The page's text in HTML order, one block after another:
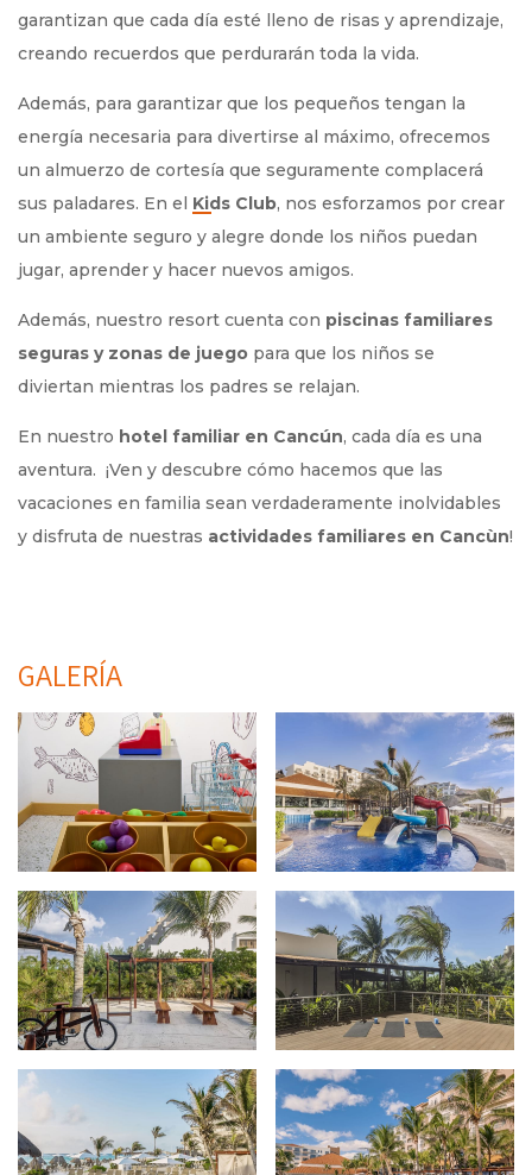
garantizan que cada día esté lleno de risas y aprendizaje,
creando recuerdos que perdurarán toda la vida.
Además, para garantizar que los pequeños tengan la
energía necesaria para divertirse al máximo, ofrecemos
un almuerzo de cortesía que seguramente complacerá
sus paladares. En el
, nos esforzamos por crear
un ambiente seguro y alegre donde los niños puedan
jugar, aprender y hacer nuevos amigos.
Además, nuestro resort cuenta con piscinas familiares
seguras y zonas de juego para que los niños se
diviertan mientras los padres se relajan.
En nuestro hotel familiar en Cancún, cada día es una
aventura. ¡Ven y descubre cómo hacemos que las
vacaciones en familia sean verdaderamente inolvidables
y disfruta de nuestras actividades familiares en Cancùn!
GALERÍA